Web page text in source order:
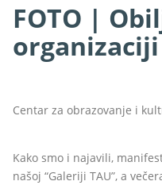
FOTO |
Centar za obrazovanje i
Kako smo i najavili,
našoj “Galeriji TAU”, a